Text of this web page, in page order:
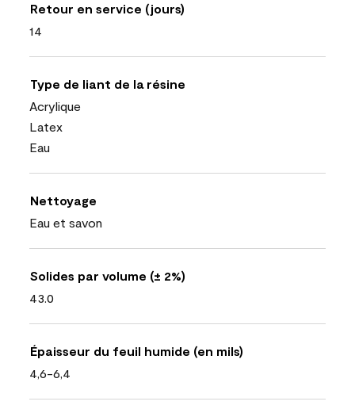
Retour en service (jours)
14
Type de liant de la résine
Acrylique
Latex
Eau
Nettoyage
Eau et savon
Solides par volume (± 2%)
43.0
Épaisseur du feuil humide (en mils)
4,6-6,4